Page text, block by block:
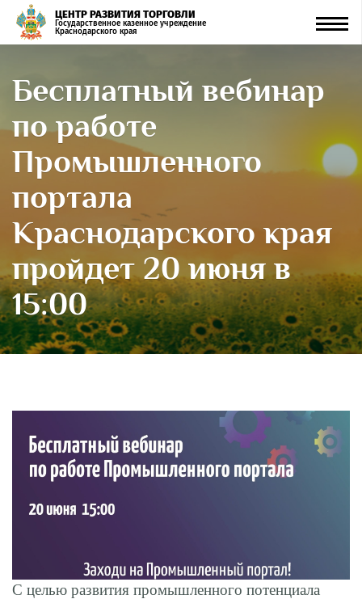
ЦЕНТР РАЗВИТИЯ ТОРГОВЛИ
Государственное казенное учреждение
Краснодарского края
Бесплатный вебинар
по работе
Промышленного
портала
Краснодарского края
пройдет 20 июня в
15:00
С целью развития промышленного потенциала